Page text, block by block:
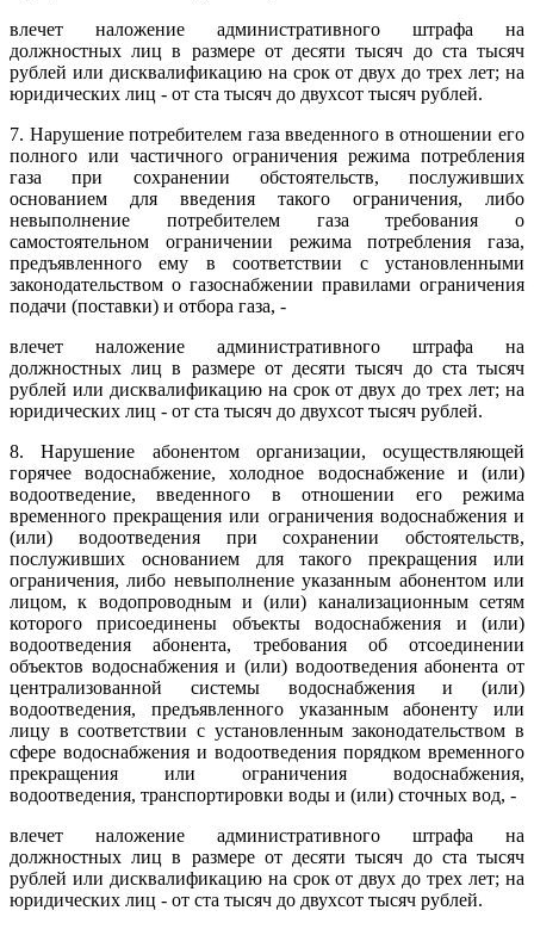
влечет наложение административного штрафа на
должностных лиц в размере от десяти тысяч до ста тысяч
рублей или дисквалификацию на срок от двух до трех лет; на
юридических лиц - от ста тысяч до двухсот тысяч рублей.
7. Нарушение потребителем газа введенного в отношении его
полного или частичного ограничения режима потребления
газа при сохранении обстоятельств, послуживших
основанием для введения такого ограничения, либо
невыполнение потребителем газа требования о
самостоятельном ограничении режима потребления газа,
предъявленного ему в соответствии с установленными
законодательством о газоснабжении правилами ограничения
подачи (поставки) и отбора газа, -
влечет наложение административного штрафа на
должностных лиц в размере от десяти тысяч до ста тысяч
рублей или дисквалификацию на срок от двух до трех лет; на
юридических лиц - от ста тысяч до двухсот тысяч рублей.
8. Нарушение абонентом организации, осуществляющей
горячее водоснабжение, холодное водоснабжение и (или)
водоотведение, введенного в отношении его режима
временного прекращения или ограничения водоснабжения и
(или) водоотведения при сохранении обстоятельств,
послуживших основанием для такого прекращения или
ограничения, либо невыполнение указанным абонентом или
лицом, к водопроводным и (или) канализационным сетям
которого присоединены объекты водоснабжения и (или)
водоотведения абонента, требования об отсоединении
объектов водоснабжения и (или) водоотведения абонента от
централизованной системы водоснабжения и (или)
водоотведения, предъявленного указанным абоненту или
лицу в соответствии с установленным законодательством в
сфере водоснабжения и водоотведения порядком временного
прекращения или ограничения водоснабжения,
водоотведения, транспортировки воды и (или) сточных вод, -
влечет наложение административного штрафа на
должностных лиц в размере от десяти тысяч до ста тысяч
рублей или дисквалификацию на срок от двух до трех лет; на
юридических лиц - от ста тысяч до двухсот тысяч рублей.